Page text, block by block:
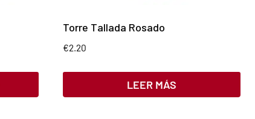
Torre Tallada Rosado
€2.20
LEER MÁS